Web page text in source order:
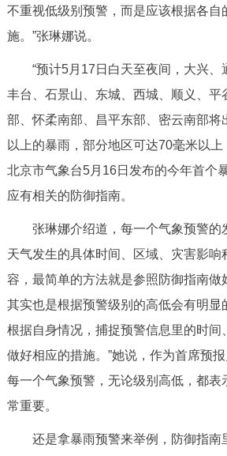
不重视低级别预警，而是应该根据各自
施。”张琳娜说。
“预计5月17日白天至夜间，大兴、
丰台、石景山、东城、西城、顺义、平
部、怀柔南部、昌平东部、密云南部将
以上的暴雨，部分地区可达70毫米以上
北京市气象台5月16日发布的今年首个
应有相关的防御指南。
张琳娜介绍道，每一个气象预警的
天气发生的具体时间、区域、灾害影响
容，最简单的方法就是参照防御指南做
其实也是根据预警级别的高低会有明显
根据自身情况，捕捉预警信息里的时间
做好相应的措施。”她说，作为首席预
每一个气象预警，无论级别高低，都表
常重要。
还是拿暴雨预警来举例，防御指南